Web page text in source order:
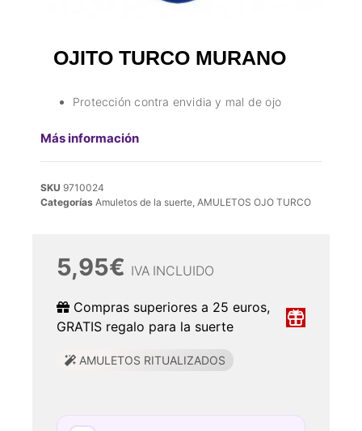
OJITO TURCO MURANO
Protección contra envidia y mal de ojo
Más información
SKU 9710024
Categorías Amuletos de la suerte, AMULETOS OJO TURCO
5,95€ IVA INCLUIDO
Compras superiores a 25 euros,
GRATIS regalo para la suerte
AMULETOS RITUALIZADOS